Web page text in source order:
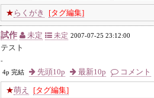
★ らくがき [タグ編集]
試作 未定 未定 2007-07-25 23:12:00
テスト
-
4p 完結
先頭10p 最新10p コメント
★萌え [タグ編集]